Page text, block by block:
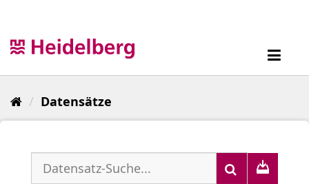
Datensätze